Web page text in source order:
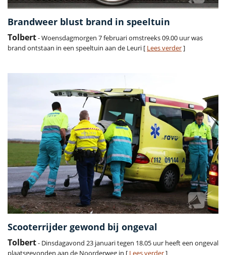
Brandweer blust brand in speeltuin
Tolbert- Woensdagmorgen 7 februari omstreeks 09.00 uur was
brand ontstaan in een speeltuin aan de Leuri [ Lees verder]
Scooterrijder gewond bij ongeval
Tolbert- Dinsdagavond 23 januari tegen 18.05 uur heeft een ongeval
plaatsgevonden aan de Noorderweg in [ Lees verder]